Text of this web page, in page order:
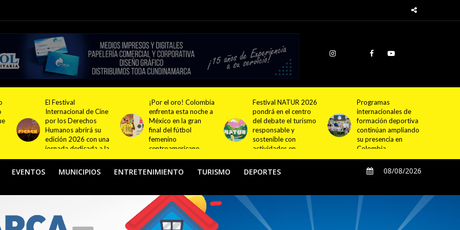
¡Por el oro! Colombia
enfrenta esta noche a
México en la gran
final del fútbol
femenino
centroamericano
Festival NATUR 2026
pondrá en el centro
del debate el turismo
responsable y
sostenible con
actividades en
Bogotá y Guasca
Programas
internacionales de
formación deportiva
continúan ampliando
su presencia en
Colombia
Cundinamarca
proyecta la
construcción de
4.000 nuevas
viviendas en 12
municipios
EVENTOS MUNICIPIOS ENTRETENIMIENTO TURISMO DEPORTES 08/08/2026